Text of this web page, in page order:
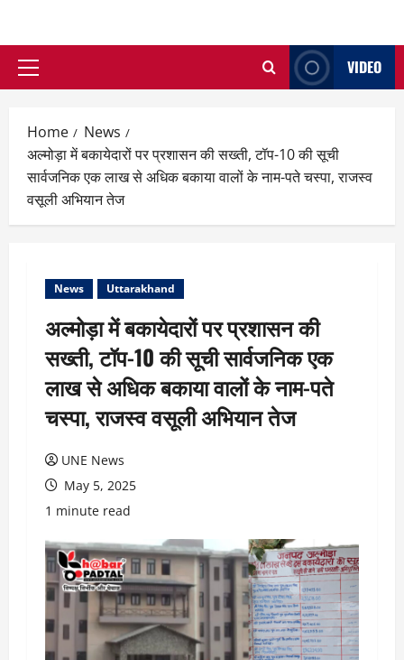
Primary
VIDEO
Home
News
अल्मोड़ा में बकायेदारों पर प्रशासन की सख्ती, टॉप-10 की सूची
सार्वजनिक एक लाख से अधिक बकाया वालों के नाम-पते चस्पा, राजस्व
वसूली अभियान तेज
News Uttarakhand
अल्मोड़ा में बकायेदारों पर प्रशासन की
सख्ती, टॉप-10 की सूची सार्वजनिक एक
लाख से अधिक बकाया वालों के नाम-पते
चस्पा, राजस्व वसूली अभियान तेज
UNE News
May 5, 2025
1 minute read